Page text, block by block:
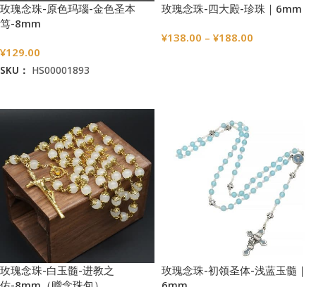
玫瑰念珠-原色玛瑙-金色圣本
笃-8mm
¥129.00
SKU： HS00001893
玫瑰念珠-四大殿-珍珠｜6mm
¥138.00 – ¥188.00
玫瑰念珠-白玉髓-进教之
玫瑰念珠-初领圣体-浅蓝玉髓｜